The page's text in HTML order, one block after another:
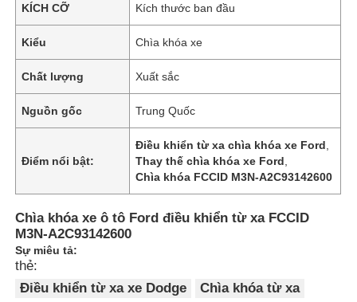
KÍCH CỠ Kích thước ban đầu
Kiểu Chìa khóa xe
Chất lượng Xuất sắc
Nguồn gốc Trung Quốc
Điểm nổi bật:
Điều khiển từ xa chìa khóa xe Ford
Thay thế chìa khóa xe Ford
Chìa khóa FCCID M3N-A2C93142600
Chìa khóa xe ô tô Ford điều khiển từ xa FCCID
M3N-A2C93142600
Sự miêu tả:
thẻ:
Điều khiển từ xa xe Dodge
Chìa khóa từ xa